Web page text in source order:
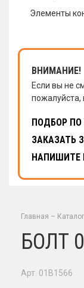
Элементы
ВНИМАНИЕ!
Если вы не
пожалуйста,
ПОДБОР ПО
ЗАКАЗАТЬ
НАПИШИТЕ
Главная – Каталог
БОЛТ
Арт. 01B1566